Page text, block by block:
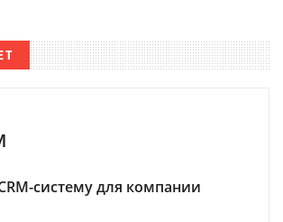
систему для компании